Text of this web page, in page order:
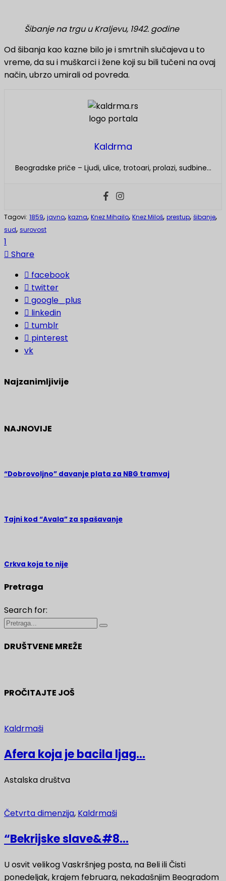
Šibanje na trgu u Kraljevu, 1942. godine
Od šibanja kao kazne bilo je i smrtnih slučajeva u to
vreme, da su i muškarci i žene koji su bili tučeni na ovaj
način, ubrzo umirali od povreda.
Kaldrma
Beogradske priče – Ljudi, ulice, trotoari, prolazi, sudbine…
Tagovi: 1859, javno, kazna, Knez Mihailo, Knez Miloš, prestup, šibanje,
sud, surovost
1
Share
facebook
twitter
google_plus
linkedin
tumblr
pinterest
vk
Najzanimljivije
NAJNOVIJE
“Dobrovoljno” davanje plata za NBG tramvaj
Tajni kod “Avala” za spašavanje
Crkva koja to nije
Pretraga
Search for:
DRUŠTVENE MREŽE
PROČITAJTE JOŠ
Kaldrmaši
Afera koja je bacila ljag...
Astalska društva
Četvrta dimenzija, Kaldrmaši
“Bekrijske slave&#8...
U osvit velikog Vaskršnjeg posta, na Beli ili Čisti
ponedeljak, krajem februara, nekadašnjim Beogradom